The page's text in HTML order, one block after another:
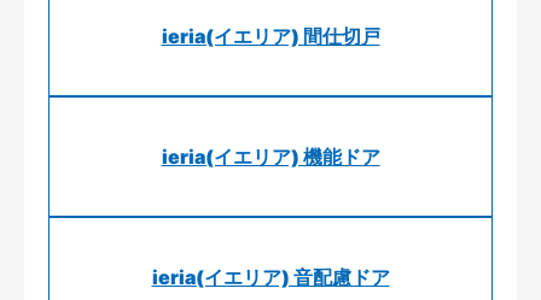
ieria(イエリア) 間仕切戸
ieria(イエリア) 機能ドア
ieria(イエリア) 音配慮ドア